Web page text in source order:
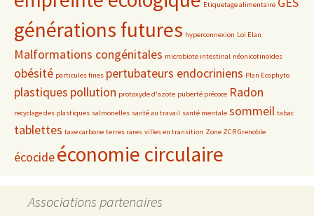
Etiquetage alimentaire
générations futures hyperconnexion Loi Elan
Malformations congénitales microbiote intestinal néonicotinoïdes
obésité particules fines pertubateurs endocriniens Plan Ecophyto
plastiques pollution protoxyde d'azote puberté précoce Radon
recyclage des plastiques salmonelles santé au travail santé mentale sommeil tabac
tablettes taxe carbone terres rares villes en transition Zone ZCR Grenoble
écocideéconomie circulaire
Associations partenaires